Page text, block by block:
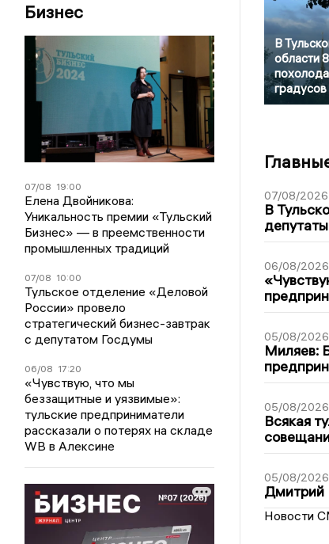
Бизнес
07/08 19:00
Елена Двойникова:
Уникальность премии «Тульский
Бизнес» — в преемственности
промышленных традиций
07/08 10:00
Тульское отделение «Деловой
России» провело
стратегический бизнес-завтрак
с депутатом Госдумы
06/08 17:20
«Чувствую, что мы
беззащитные и уязвимые»:
тульские предприниматели
рассказали о потерях на складе
WB в Алексине
В
области
градусов
07/08/2026
В
06/08/2026
05/08/2026
Миляев:
05/08/2026
Всякая
05/08/2026
Дмитрий
Новости